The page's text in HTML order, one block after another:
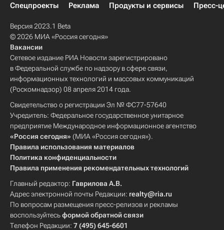
Спецпроекты
Реклама Продукты и сервисы Пресс-
Версия 2023.1 Beta
© 2026 МИА «Россия сегодня»
Вакансии
Сетевое издание РИА Новости зарегистрировано
в Федеральной службе по надзору в сфере связи,
информационных технологий и массовых коммуникаций
(Роскомнадзор) 08 апреля 2014 года.
Свидетельство о регистрации Эл № ФС77-57640
Учредитель: Федеральное государственное унитарное
предприятие Международное информационное агентство
«Россия сегодня» (МИА «Россия сегодня»).
Правила использования материалов
Политика конфиденциальности
Правила применения рекомендательных технологий
Главный редактор: Гаврилова А.В.
Адрес электронной почты Редакции: realty@ria.ru
По вопросам размещения пресс-релизов и рекламы
воспользуйтесьформой обратной связи
Телефон Редакции: 7 (495) 645-6601